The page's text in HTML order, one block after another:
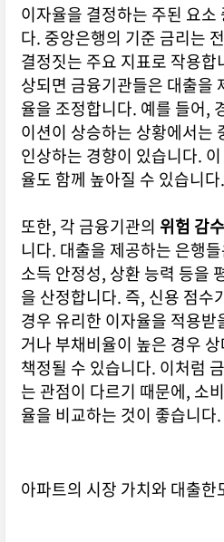
이자율을 결정하는 주된 요소
다. 중앙은행의 기준 금리는
결정짓는 주요 지표로 작용합
상되면 금융기관들은 대출을
율을 조정합니다. 예를 들어,
이션이 상승하는 상황에서는
인상하는 경향이 있습니다.
율도 함께 높아질 수 있습니다.
또한, 각 금융기관의 위험 감
니다. 대출을 제공하는 은행
소득 안정성, 상환 능력 등을
을 산정합니다. 즉, 신용 점수
경우 유리한 이자율을 적용
거나 부채비율이 높은 경우
책정될 수 있습니다. 이처럼
는 관점이 다르기 때문에, 소
율을 비교하는 것이 좋습니다.
아파트의 시장 가치와 대출한